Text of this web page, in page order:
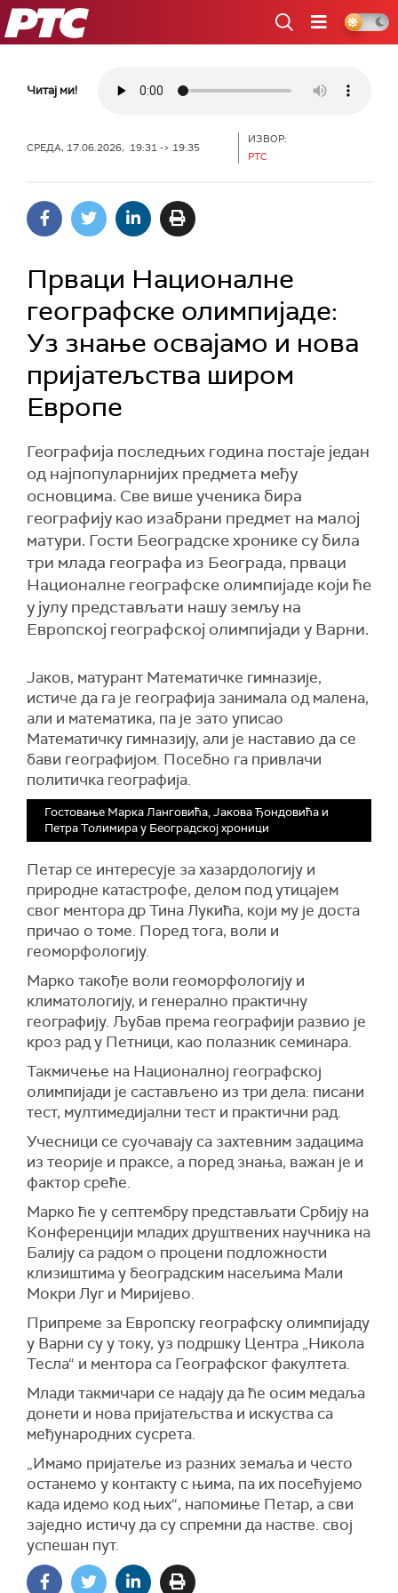
РТС
Читај ми!
СРЕДА, 17.06.2026, 19:31 -> 19:35
ИЗВОР:
РТС
Прваци Националне
географске олимпијаде:
Уз знање освајамо и нова
пријатељства широм
Европе
Географија последњих година постаје један
од најпопуларнијих предмета међу
основцима. Све више ученика бира
географију као изабрани предмет на малој
матури. Гости Београдске хронике су била
три млада географа из Београда, прваци
Националне географске олимпијаде који ће
у јулу представљати нашу земљу на
Европској географској олимпијади у Варни.
Јаков, матурант Математичке гимназије,
истиче да га је географија занимала од малена,
али и математика, па је зато уписао
Математичку гимназију, али је наставио да се
бави географијом. Посебно га привлачи
политичка географија.
Гостовање Марка Ланговићa, Јаковa Ђондовићa и
Петрa Толимирa у Београдској хроници
Петар се интересује за хазардологију и
природне катастрофе, делом под утицајем
свог ментора др Тина Лукића, који му је доста
причао о томе. Поред тога, воли и
геоморфологију.
Марко такође воли геоморфологију и
климатологију, и генерално практичну
географију. Љубав према географији развио је
кроз рад у Петници, као полазник семинара.
Такмичење на Националној географској
олимпијади је састављено из три дела: писани
тест, мултимедијални тест и практични рад.
Учесници се суочавају са захтевним задацима
из теорије и праксе, а поред знања, важан је и
фактор среће.
Марко ће у септембру представљати Србију на
Конференцији младих друштвених научника на
Балију са радом о процени подложности
клизиштима у београдским насељима Мали
Мокри Луг и Миријево.
Припреме за Европску географску олимпијаду
у Варни су у току, уз подршку Центра „Никола
Тесла“ и ментора са Географског факултета.
Млади такмичари се надају да ће осим медаља
донети и нова пријатељства и искуства са
међународних сусрета.
„Имамо пријатеље из разних земаља и често
останемо у контакту с њима, па их посећујемо
када идемо код њих“, напомиње Петар, а сви
заједно истичу да су спремни да настве. свој
успешан пут.